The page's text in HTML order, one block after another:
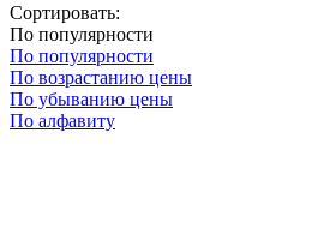
Сортировать:
По популярности
По популярности
По возрастанию цены
По убыванию цены
По алфавиту